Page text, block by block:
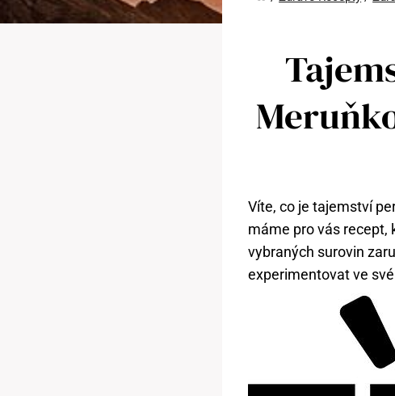
Víte, co je tajemství
máme pro vás recept,
vybraných surovin
experimentovat ve